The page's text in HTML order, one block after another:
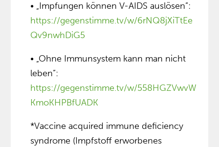
• „Impfungen können V-AIDS auslösen”:
https://gegenstimme.tv/w/6rNQ8jXiTtEe
Qv9nwhDiG5
• „Ohne Immunsystem kann man nicht
leben”:
https://gegenstimme.tv/w/558HGZVwvW
KmoKHPBfUADK
*Vaccine acquired immune deficiency
syndrome (Impfstoff erworbenes